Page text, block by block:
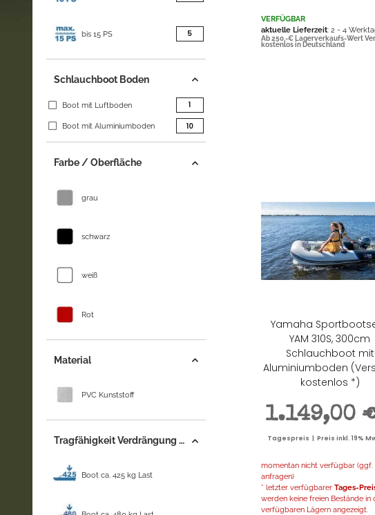
VERFÜGBAR
aktuelle Lieferzeit: 2 - 4
Ab 250,-€ Lagerverkaufs-Wert
kostenlos in Deutschland
Yamaha
YAM 310S, 300cm
Schlauchboot mit
Aluminiumboden
kostenlos *)
1.149,00
Tagespreis | Preis inkl. 19%
momentan nicht verfügbar (ggf.
anfragen)
* letzter verfügbarer Tages-
werden keine freien Bestände in
verfügbaren Lägern angezeigt.
bis 15 PS 5Artikel gefunden
Schlauchboot Boden
Boot mit Luftboden 1Artikel gefunden
Boot mit Aluminiumboden 10Artikel gefunden
Farbe / Oberfläche
grau
schwarz
weiß
Rot
Material
PVC Kunststoff
Tragfähigkeit Verdrängung (+/-)
Boot ca. 425 kg Last